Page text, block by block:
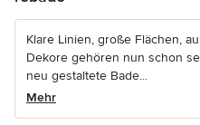
Klare Linien, große Flächen,
Dekore gehören nun schon
neu gestaltete Bade...
Mehr